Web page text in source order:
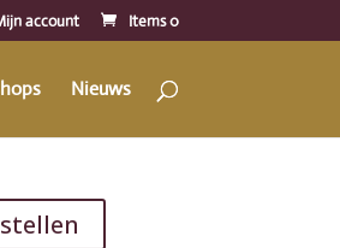
account Items 0
Nieuws